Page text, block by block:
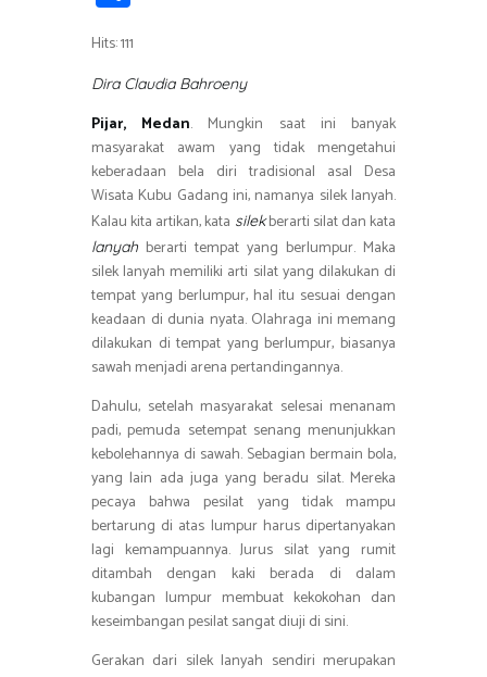
o
ok A
p
p
m
h
ar
e
Hits: 111
Dira Claudia Bahroeny
Pijar, Medan. Mungkin saat ini banyak
masyarakat awam yang tidak mengetahui
keberadaan bela diri tradisional asal Desa
Wisata Kubu Gadang ini, namanya silek lanyah.
Kalau kita artikan, kata silekberarti silat dan kata
lanyah berarti tempat yang berlumpur. Maka
silek lanyah memiliki arti silat yang dilakukan di
tempat yang berlumpur, hal itu sesuai dengan
keadaan di dunia nyata. Olahraga ini memang
dilakukan di tempat yang berlumpur, biasanya
sawah menjadi arena pertandingannya.
Dahulu, setelah masyarakat selesai menanam
padi, pemuda setempat senang menunjukkan
kebolehannya di sawah. Sebagian bermain bola,
yang lain ada juga yang beradu silat. Mereka
pecaya bahwa pesilat yang tidak mampu
bertarung di atas lumpur harus dipertanyakan
lagi kemampuannya. Jurus silat yang rumit
ditambah dengan kaki berada di dalam
kubangan lumpur membuat kekokohan dan
keseimbangan pesilat sangat diuji di sini.
Gerakan dari silek lanyah sendiri merupakan